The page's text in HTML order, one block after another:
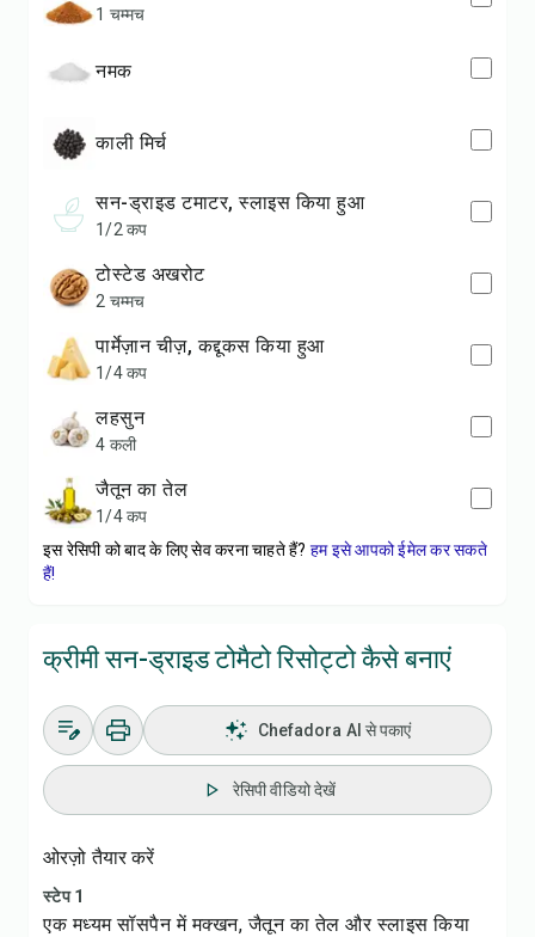
1 चम्मच
नमक
काली मिर्च
सन-ड्राइड टमाटर, स्लाइस किया हुआ
1/2 कप
टोस्टेड अखरोट
2 चम्मच
पार्मेज़ान चीज़, कद्दूकस किया हुआ
1/4 कप
लहसुन
4 कली
जैतून का तेल
1/4 कप
इस रेसिपी को बाद के लिए सेव करना चाहते हैं? हम इसे आपको ईमेल कर सकते
हैं!
क्रीमी सन-ड्राइड टोमैटो रिसोट्टो कैसे बनाएं
Chefadora AI से पकाएं
रेसिपी वीडियो देखें
ओरज़ो तैयार करें
स्टेप 1
एक मध्यम सॉसपैन में मक्खन, जैतून का तेल और स्लाइस किया